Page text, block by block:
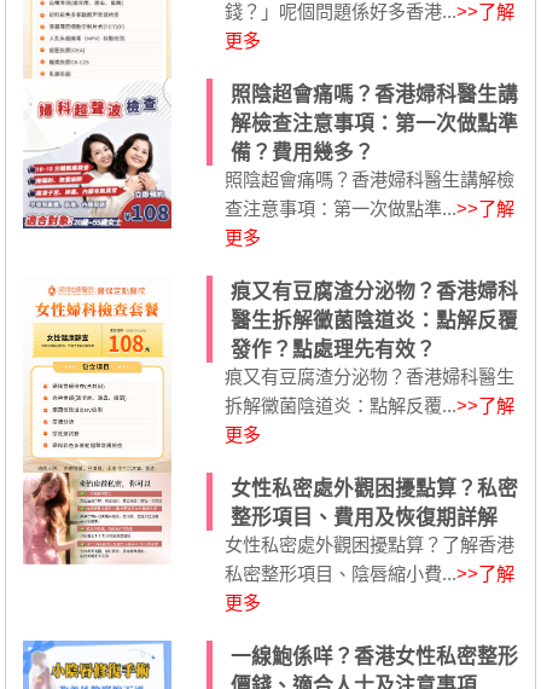
錢？」呢個問題係好多香港...>>了解
更多
照陰超會痛嗎？香港婦科醫生講
解檢查注意事項：第一次做點準
備？費用幾多？
照陰超會痛嗎？香港婦科醫生講解檢
查注意事項：第一次做點準...>>了解
更多
痕又有豆腐渣分泌物？香港婦科
醫生拆解黴菌陰道炎：點解反覆
發作？點處理先有效？
痕又有豆腐渣分泌物？香港婦科醫生
拆解黴菌陰道炎：點解反覆...>>了解
更多
女性私密處外觀困擾點算？私密
整形項目、費用及恢復期詳解
女性私密處外觀困擾點算？了解香港
私密整形項目、陰唇縮小費...>>了解
更多
一線鮑係咩？香港女性私密整形